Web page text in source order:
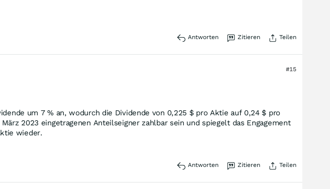
Antworten Zitieren Teilen
#15
um 7 % an, wodurch die Dividende von 0,225 $ pro Aktie auf 0,24 $ pro
2023 eingetragenen Anteilseigner zahlbar sein und spiegelt das Engagement
wieder.
Antworten Zitieren Teilen